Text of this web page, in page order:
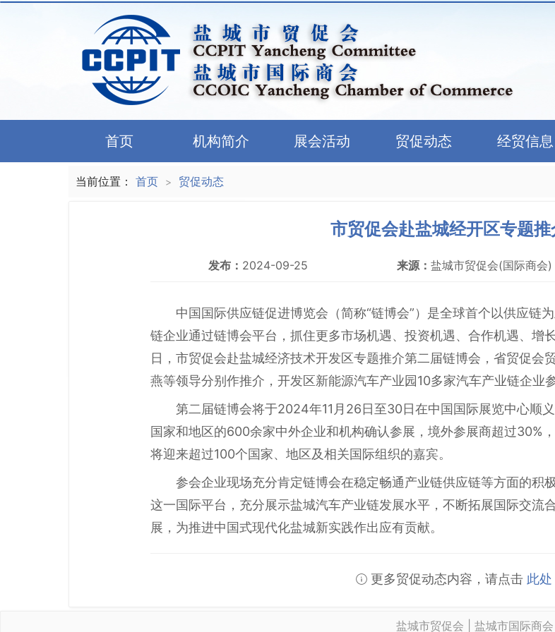
首页 机构简介 展会活动 贸促动态 经贸信息
当前位置： 首页 > 贸促动态
市贸促会赴盐城经开区专题
发布： 2024-09-25 来源： 盐城市贸促会(国际商会)
中国国际供应链促进博览会（简称“链博会”）是全球首个以供应链
链企业通过链博会平台，抓住更多市场机遇、投资机遇、合作机遇、增
日，市贸促会赴盐城经济技术开发区专题推介第二届链博会，省贸促会
燕等领导分别作推介，开发区新能源汽车产业园10多家汽车产业链企业参
第二届链博会将于2024年11月26日至30日在中国国际展览中心顺
国家和地区的600余家中外企业和机构确认参展，境外参展商超过30%
将迎来超过100个国家、地区及相关国际组织的嘉宾。
参会企业现场充分肯定链博会在稳定畅通产业链供应链等方面的积
这一国际平台，充分展示盐城汽车产业链发展水平，不断拓展国际交流
展，为推进中国式现代化盐城新实践作出应有贡献。
更多贸促动态内容，请点击 此处
盐城市贸促会 | 盐城市国际商会